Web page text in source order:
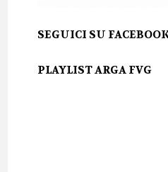
SEGUICI SU
PLAYLIST ARGA FVG